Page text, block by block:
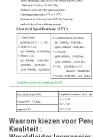
Waarom kiezen voor
Kwaliteit :